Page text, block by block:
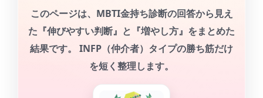
このページは、 MBTI金持ち診断の回答から見え
た『伸びやすい判断』と『増やし方』をまとめた
結果です。 INFP（仲介者）タイプの勝ち筋だけ
を短く整理します。